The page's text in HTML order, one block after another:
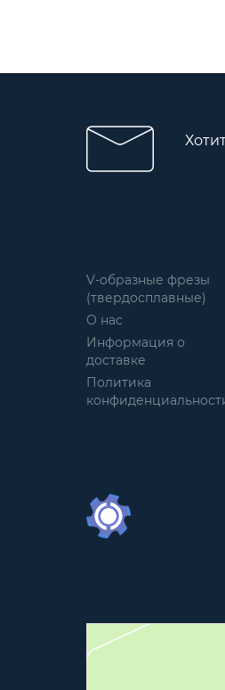
V-образные фрезы
(твердосплавные)
О нас
Информация о
доставке
Политика